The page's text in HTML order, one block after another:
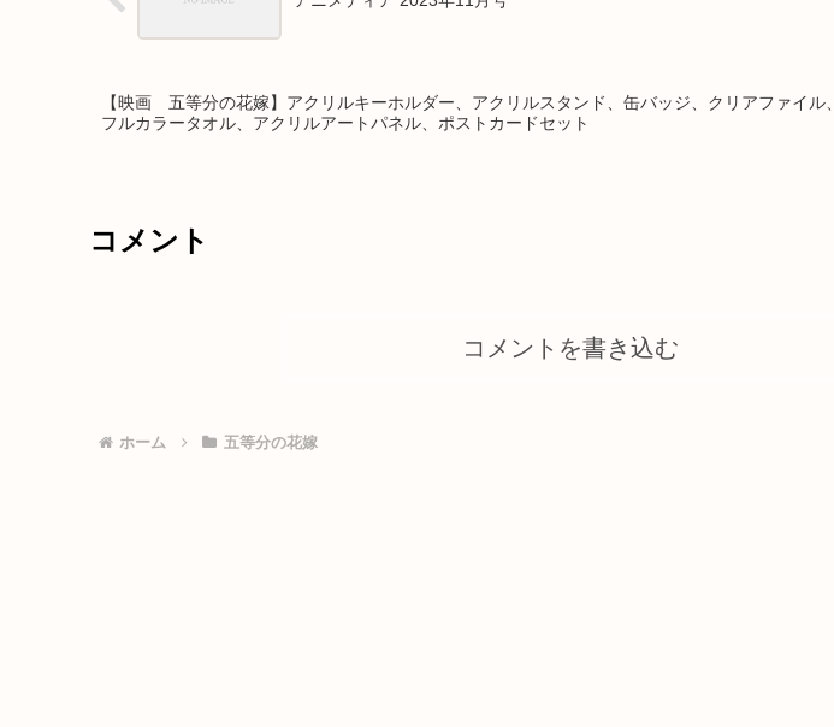
【映画 五等分の花嫁】アクリルキーホルダー、アクリルスタンド、缶バッジ、クリアファイル、
フルカラータオル、アクリルアートパネル、ポストカードセット
コメント
コメントを書き込む
ホーム 五等分の花嫁